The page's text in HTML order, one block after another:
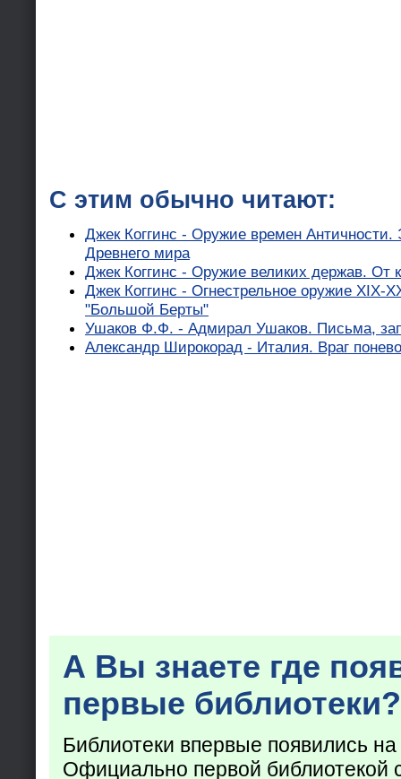
С этим обычно читают:
Джек Коггинс - Оружие времен
Древнего мира
Джек Коггинс - Оружие великих держав. От
Джек Коггинс - Огнестрельное оружие XIX-
"Большой Берты"
Ушаков Ф.Ф. - Адмирал Ушаков. Письма,
Александр Широкорад - Италия. Враг
А Вы знаете где
первые библиотеки?
Библиотеки впервые появились
Официально первой библиотекой